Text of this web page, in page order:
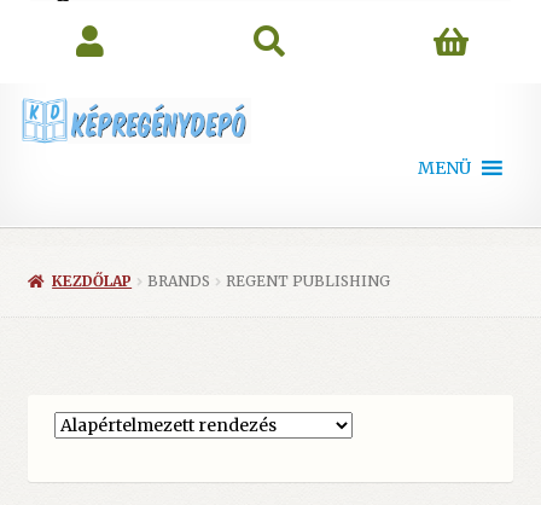
MENÜ
KEZDŐLAP BRANDS REGENT PUBLISHING